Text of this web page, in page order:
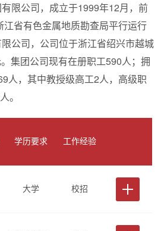
限公司，成立于1999年12月，前
省有色金属地质勘查局平行运行
公司，公司位于浙江省绍兴市越城
集团公司现有在册职工590人；拥
人，其中教授级高工2人，高级职
。
学历要求 工作经验
大学 校招